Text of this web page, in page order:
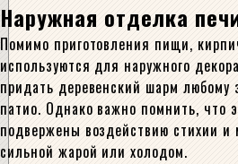
Наружная отделка
Помимо приготовления пищи,
используются для наружного
придать деревенский шарм любому
патио. Однако важно помнить, что
подвержены воздействию стихии и
сильной жарой или холодом.